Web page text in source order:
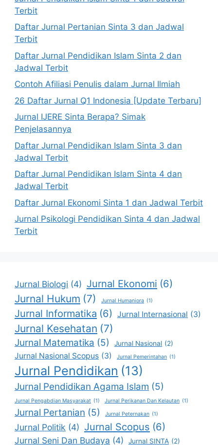
Terbit
Daftar Jurnal Pertanian Sinta 3 dan Jadwal
Terbit
Daftar Jurnal Pendidikan Islam Sinta 2 dan
Jadwal Terbit
Contoh Afiliasi Penulis dalam Jurnal Ilmiah
26 Daftar Jurnal Q1 Indonesia [Update Terbaru]
Jurnal IJERE Sinta Berapa? Simak
Penjelasannya
Daftar Jurnal Pendidikan Islam Sinta 3 dan
Jadwal Terbit
Daftar Jurnal Pendidikan Islam Sinta 4 dan
Jadwal Terbit
Daftar Jurnal Ekonomi Sinta 1 dan Jadwal Terbit
Jurnal Psikologi Pendidikan Sinta 4 dan Jadwal
Terbit
Jurnal Biologi (4) Jurnal Ekonomi (6)
Jurnal Hukum (7) Jurnal Humaniora (1)
Jurnal Informatika (6) Jurnal Internasional (3)
Jurnal Kesehatan (7)
Jurnal Matematika (5) Jurnal Nasional (2)
Jurnal Nasional Scopus (3) Jurnal Pemerintahan (1)
Jurnal Pendidikan (13)
Jurnal Pendidikan Agama Islam (5)
Jurnal Pengabdian Masyarakat (1) Jurnal Perikanan Dan Kelautan (1)
Jurnal Pertanian (5) Jurnal Peternakan (1)
Jurnal Politik (4) Jurnal Scopus (6)
Jurnal Seni Dan Budaya (4) Jurnal SINTA (2)